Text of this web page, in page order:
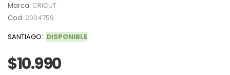
Marca: CRICUT
Cod: 2004759
SANTIAGO: DISPONIBLE
$10.990